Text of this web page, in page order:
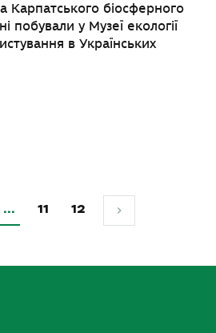
Карпатського біосферного
побували у Музеї екології
в Українських
… 11 12